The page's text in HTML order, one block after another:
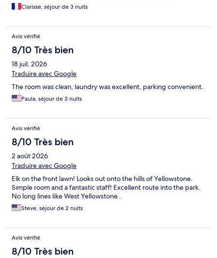
Clarisse, séjour de 3 nuits
Avis vérifié
8/10 Très bien
18 juil. 2026
Traduire avec Google
The room was clean, laundry was excellent, parking convenient.
Paula, séjour de 3 nuits
Avis vérifié
8/10 Très bien
2 août 2026
Traduire avec Google
Elk on the front lawn! Looks out onto the hills of Yellowstone.
Simple room and a fantastic staff! Excellent route into the park.
No long lines like West Yellowstone .
Steve, séjour de 2 nuits
Avis vérifié
8/10 Très bien